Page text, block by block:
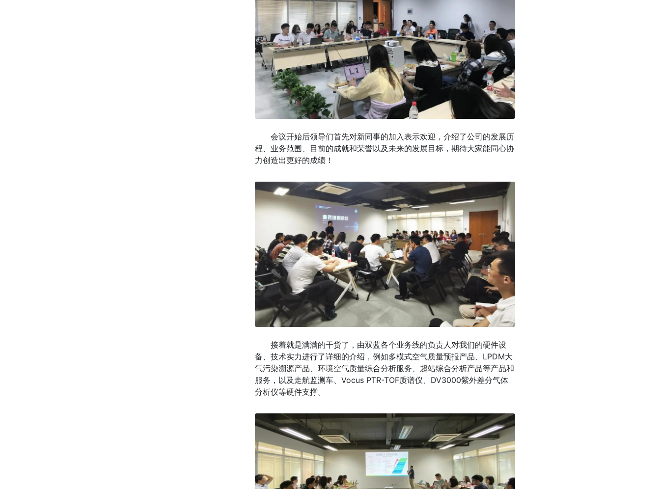
会议开始后领导们首先对新同事的加入表示欢迎，介绍了公司的发展历
程、业务范围、目前的成就和荣誉以及未来的发展目标，期待大家能同心协
力创造出更好的成绩！
接着就是满满的干货了，由双蓝各个业务线的负责人对我们的硬件设
备、技术实力进行了详细的介绍，例如多模式空气质量预报产品、LPDM大
气污染溯源产品、环境空气质量综合分析服务、超站综合分析产品等产品和
服务，以及走航监测车、Vocus PTR-TOF质谱仪、DV3000紫外差分气体
分析仪等硬件支撑。